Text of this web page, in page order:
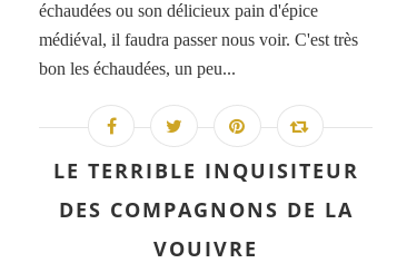
échaudées ou son délicieux pain d'épice
médiéval, il faudra passer nous voir. C'est très
bon les échaudées, un peu...
LE TERRIBLE INQUISITEUR
DES COMPAGNONS DE LA
VOUIVRE